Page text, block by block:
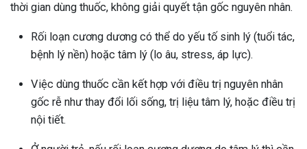
thời gian dùng thuốc, không giải quyết tận gốc nguyên nhân.
Rối loạn cương dương có thể do yếu tố sinh lý (tuổi tác,
bệnh lý nền) hoặc tâm lý (lo âu, stress, áp lực).
Việc dùng thuốc cần kết hợp với điều trị nguyên nhân
gốc rễ như thay đổi lối sống, trị liệu tâm lý, hoặc điều trị
nội tiết.